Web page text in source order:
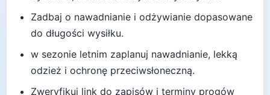
Zadbaj o nawadnianie i odżywianie dopasowane
do długości wysiłku.
w sezonie letnim zaplanuj nawadnianie, lekką
odzież i ochronę przeciwsłoneczną.
Zweryfikuj link do zapisów i terminy progów